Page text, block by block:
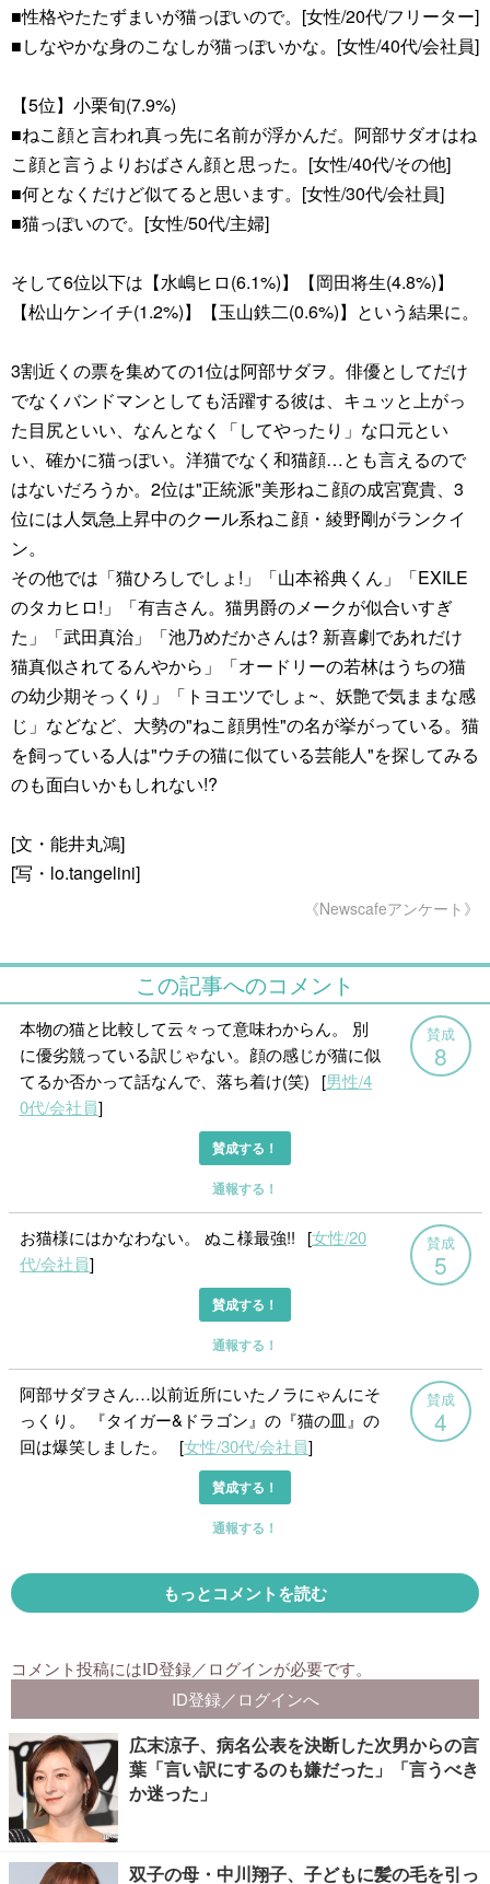
■性格やたたずまいが猫っぽいので。[女性/20代/フリーター]
■しなやかな身のこなしが猫っぽいかな。[女性/40代/会社員]
【5位】小栗旬(7.9%)
■ねこ顔と言われ真っ先に名前が浮かんだ。阿部サダオはね
こ顔と言うよりおばさん顔と思った。[女性/40代/その他]
■何となくだけど似てると思います。[女性/30代/会社員]
■猫っぽいので。[女性/50代/主婦]
そして6位以下は【水嶋ヒロ(6.1%)】【岡田将生(4.8%)】
【松山ケンイチ(1.2%)】【玉山鉄二(0.6%)】という結果に。
3割近くの票を集めての1位は阿部サダヲ。俳優としてだけ
でなくバンドマンとしても活躍する彼は、キュッと上がっ
た目尻といい、なんとなく「してやったり」な口元とい
い、確かに猫っぽい。洋猫でなく和猫顔…とも言えるので
はないだろうか。2位は"正統派"美形ねこ顔の成宮寛貴、3
位には人気急上昇中のクール系ねこ顔・綾野剛がランクイ
ン。
その他では「猫ひろしでしょ!」「山本裕典くん」「EXILE
のタカヒロ!」「有吉さん。猫男爵のメークが似合いすぎ
た」「武田真治」「池乃めだかさんは? 新喜劇であれだけ
猫真似されてるんやから」「オードリーの若林はうちの猫
の幼少期そっくり」「トヨエツでしょ~、妖艶で気ままな感
じ」などなど、大勢の"ねこ顔男性"の名が挙がっている。猫
を飼っている人は"ウチの猫に似ている芸能人"を探してみる
のも面白いかもしれない!?
[文・能井丸鴻]
[写・lo.tangelini]
《Newscafeアンケート》
広末涼子、病名公表を決断した次男からの言
葉「言い訳にするのも嫌だった」「言うべき
か迷った」
双子の母・中川翔子、子どもに髪の毛を引っ